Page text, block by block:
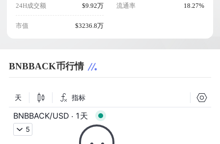
24H成交额 $9.92万
市值 $3236.8万
流通率 18.27%
BNBBACK币行情